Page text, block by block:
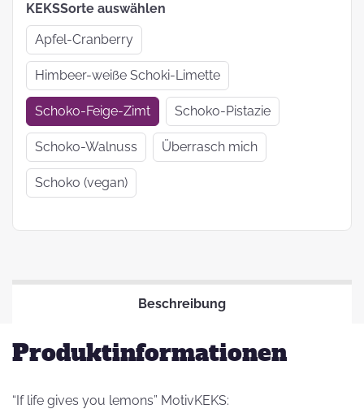
KEKSSorte auswählen
Apfel-Cranberry
Himbeer-weiße Schoki-Limette
Schoko-Feige-Zimt Schoko-Pistazie
Schoko-Walnuss Überrasch mich
Schoko (vegan)
Beschreibung
Produktinformationen
“If life gives you lemons” MotivKEKS: